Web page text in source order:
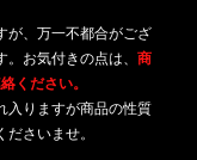
が、万一不都合がござ
お気付きの点は、 商
ください。
入りますが商品の性質
さいませ。